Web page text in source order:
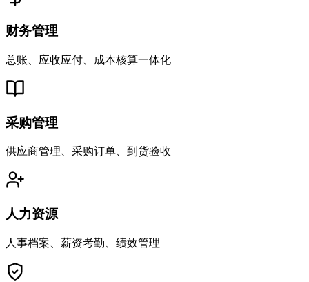
财务管理
总账、应收应付、成本核算一体化
采购管理
供应商管理、采购订单、到货验收
人力资源
人事档案、薪资考勤、绩效管理